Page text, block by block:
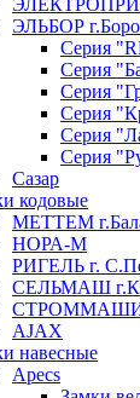
ЭЛЬБОР
Серия
Серия
Серия
Серия
Серия
Серия
Сазар
кодовые
МЕТТЕМ
НОРА-М
РИГЕЛЬ г.
СЕЛЬМАШ
AJAX
навесные
Apecs